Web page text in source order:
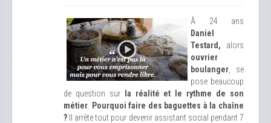
À 24 ans
Daniel
Testard, alors
ouvrier
boulanger , se
pose beaucoup
de question sur
la réalité et le rythme de son
métier
Pourquoi faire des baguettes à la chaîne
? Il arrête tout pour devenir assistant social pendant 7